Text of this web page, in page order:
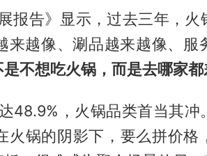
报告》显示，过去三年，火
来越像、涮品越来越像、服
是不想吃火锅，而是去哪家都
48.9%，火锅品类首当其冲
火锅的阴影下，要么拼价格